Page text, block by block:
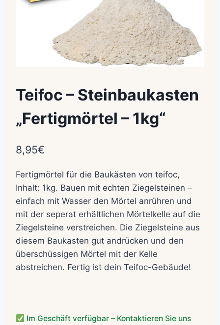
Teifoc – Steinbaukasten
„Fertigmörtel – 1kg“
8,95€
Fertigmörtel für die Baukästen von teifoc,
Inhalt: 1kg. Bauen mit echten Ziegelsteinen –
einfach mit Wasser den Mörtel anrühren und
mit der seperat erhältlichen Mörtelkelle auf die
Ziegelsteine verstreichen. Die Ziegelsteine aus
diesem Baukasten gut andrücken und den
überschüssigen Mörtel mit der Kelle
abstreichen. Fertig ist dein Teifoc-Gebäude!
Im Geschäft verfügbar – Kontaktieren Sie uns